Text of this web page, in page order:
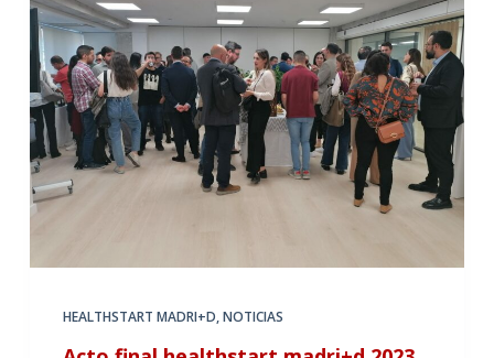
HEALTHSTART MADRI+D,NOTICIAS